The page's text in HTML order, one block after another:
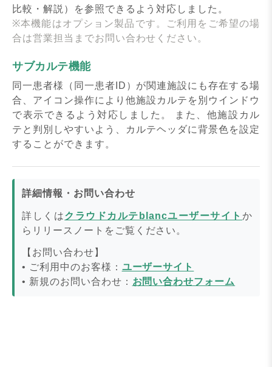
比較・解説）を参照できるよう対応しました。
※本機能はオプション製品です。ご利用をご希望の場
合は営業担当までお問い合わせください。
サブカルテ機能
同一患者様（同一患者ID）が関連施設にも存在する場
合、アイコン操作により他施設カルテを別ウインドウ
で表示できるよう対応しました。 また、他施設カル
テと判別しやすいよう、カルテヘッダに背景色を設定
することができます。
詳細情報・お問い合わせ
詳しくはクラウドカルテblancユーザーサイトか
らリリースノートをご覧ください。
【お問い合わせ】
• ご利用中のお客様： ユーザーサイト
• 新規のお問い合わせ： お問い合わせフォーム